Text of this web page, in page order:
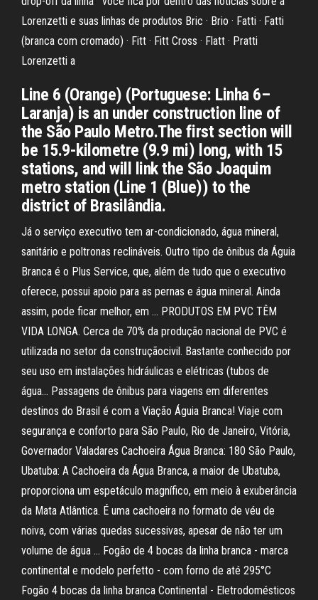
Lorenzetti e suas linhas de produtos Bric · Brio · Fatti · Fatti
(branca com cromado) · Fitt · Fitt Cross · Flatt · Pratti
Lorenzetti a
Line 6 (Orange) (Portuguese: Linha 6–
Laranja) is an under construction line of
the São Paulo Metro.The first section will
be 15.9-kilometre (9.9 mi) long, with 15
stations, and will link the São Joaquim
metro station (Line 1 (Blue)) to the
district of Brasilândia.
Já o serviço executivo tem ar-condicionado, água mineral,
sanitário e poltronas reclináveis. Outro tipo de ônibus da Águia
Branca é o Plus Service, que, além de tudo que o executivo
oferece, possui apoio para as pernas e água mineral. Ainda
assim, pode ficar melhor, em … PRODUTOS EM PVC TÊM
VIDA LONGA. Cerca de 70% da produção nacional de PVC é
utilizada no setor da construçãocivil. Bastante conhecido por
seu uso em instalações hidráulicas e elétricas (tubos de
água… Passagens de ônibus para viagens em diferentes
destinos do Brasil é com a Viação Águia Branca! Viaje com
segurança e conforto para São Paulo, Rio de Janeiro, Vitória,
Governador Valadares Cachoeira Água Branca: 180 São Paulo,
Ubatuba: A Cachoeira da Água Branca, a maior de Ubatuba,
proporciona um espetáculo magnífico, em meio à exuberância
da Mata Atlântica. É uma cachoeira no formato de véu de
noiva, com várias quedas sucessivas, apesar de não ter um
volume de água … Fogão de 4 bocas da linha branca - marca
continental e modelo perfetto - com forno de até 295°C
Fogão 4 bocas da linha branca Continental - Eletrodomésticos